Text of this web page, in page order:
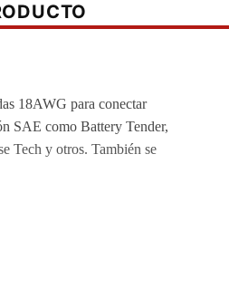
18AWG para conectar
SAE como Battery Tender,
Tech y otros. También se